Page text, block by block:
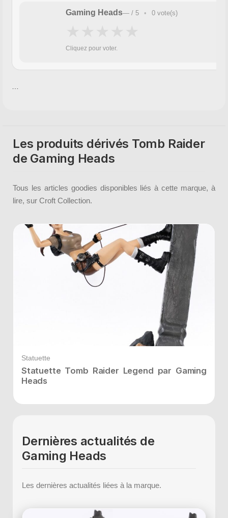
Gaming Heads— / 5 • 0 vote(s)
Cliquez pour voter.
Les produits dérivés Tomb Raider
de Gaming Heads
Tous les articles goodies disponibles liés à cette marque, à
lire, sur Croft Collection.
Statuette
Statuette Tomb Raider Legend par Gaming
Heads
Dernières actualités de
Gaming Heads
Les dernières actualités liées à la marque.